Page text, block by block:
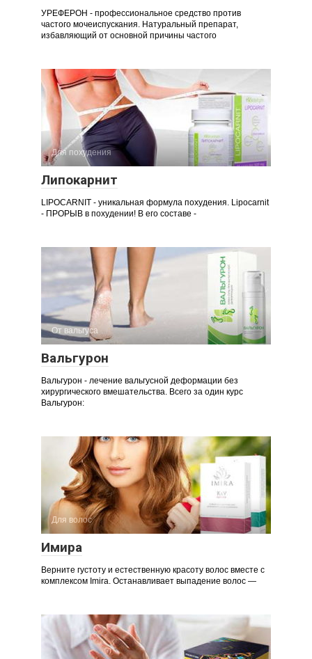
УРЕФЕРОН - профессиональное средство против
частого мочеиспускания. Натуральный препарат,
избавляющий от основной причины частого
Для похудения
Липокарнит
LIPOCARNIT - уникальная формула похудения. Lipocarnit
- ПРОРЫВ в похудении! В его составе -
От вальгуса
Вальгурон
Вальгурон - лечение вальгусной деформации без
хирургического вмешательства. Всего за один курс
Вальгурон:
Для волос
Имира
Верните густоту и естественную красоту волос вместе с
комплексом Imira. Останавливает выпадение волос —